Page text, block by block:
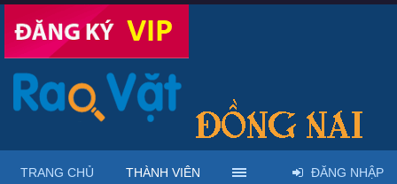
TRANG CHỦ THÀNH VIÊN ĐĂNG NHẬP